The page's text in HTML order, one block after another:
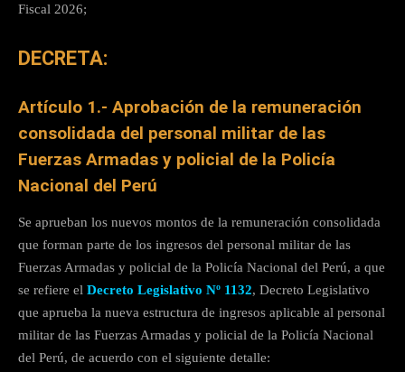
Fiscal 2026;
DECRETA:
Artículo 1.- Aprobación de la remuneración
consolidada del personal militar de las
Fuerzas Armadas y policial de la Policía
Nacional del Perú
Se aprueban los nuevos montos de la remuneración consolidada
que forman parte de los ingresos del personal militar de las
Fuerzas Armadas y policial de la Policía Nacional del Perú, a que
se refiere el Decreto Legislativo Nº 1132, Decreto Legislativo
que aprueba la nueva estructura de ingresos aplicable al personal
militar de las Fuerzas Armadas y policial de la Policía Nacional
del Perú, de acuerdo con el siguiente detalle: